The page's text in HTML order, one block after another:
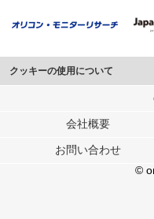
クッキーの使用について
このサイトでは Cookie を使用し
行っています。
メディアや広告配信、データ解
各パートナーは、この情報とユ
ユーザーが各パートナーのサー
会社概要
お問い合わせ
©